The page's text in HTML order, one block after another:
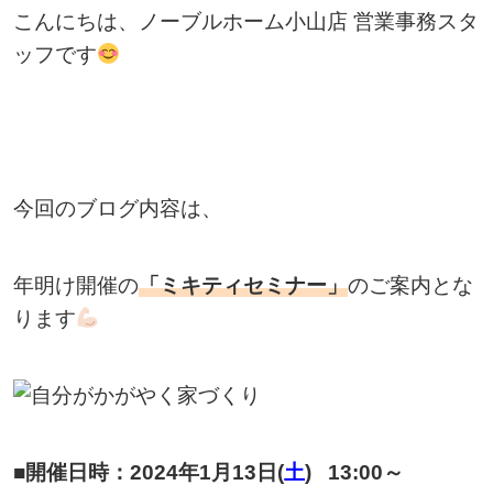
こんにちは、ノーブルホーム小山店 営業事務スタ
ッフです
今回のブログ内容は、
年明け開催の「ミキティセミナー」のご案内とな
ります
■開催日時：2024年1月13日(土) 13:00～